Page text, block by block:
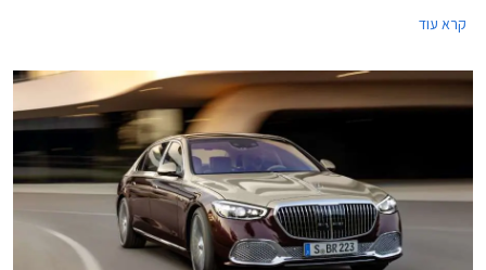
של ספינת הדגל מרצדס S63 AMG E Performance.
קרא עוד